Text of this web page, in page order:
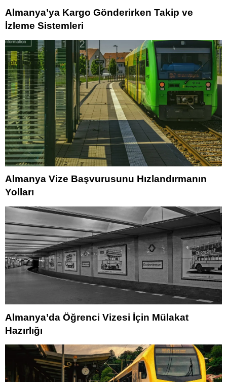
Almanya’ya Kargo Gönderirken Takip ve
İzleme Sistemleri
Almanya Vize Başvurusunu Hızlandırmanın
Yolları
Almanya’da Öğrenci Vizesi İçin Mülakat
Hazırlığı